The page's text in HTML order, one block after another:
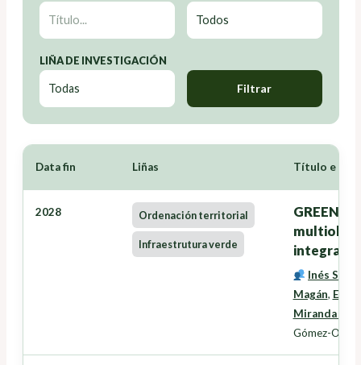
LIÑA DE INVESTIGACIÓN
Filtrar
Data fin Liñas Título e
2028 Ordenación territorial
Infraestrutura verde
Inés
Magán,
Miranda
Gómez-